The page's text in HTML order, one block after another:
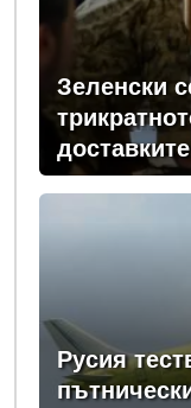
Зеленски
от Запада
Русия